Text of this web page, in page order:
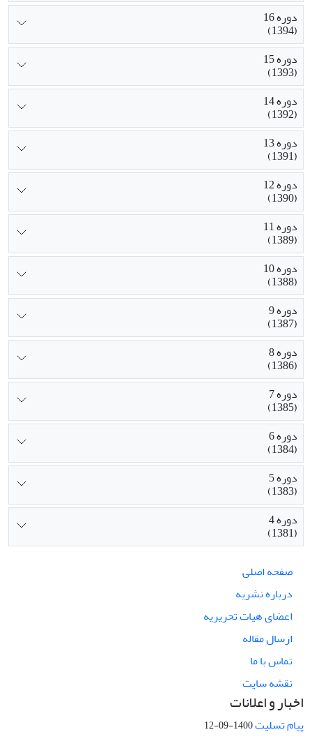
دوره 16
(1394)
دوره 15
(1393)
دوره 14
(1392)
دوره 13
(1391)
دوره 12
(1390)
دوره 11
(1389)
دوره 10
(1388)
دوره 9
(1387)
دوره 8
(1386)
دوره 7
(1385)
دوره 6
(1384)
دوره 5
(1383)
دوره 4
(1381)
صفحه اصلی
درباره نشریه
اعضای هیات تحریریه
ارسال مقاله
تماس با ما
نقشه سایت
اخبار و اعلانات
پیام تسلیت1400-09-12